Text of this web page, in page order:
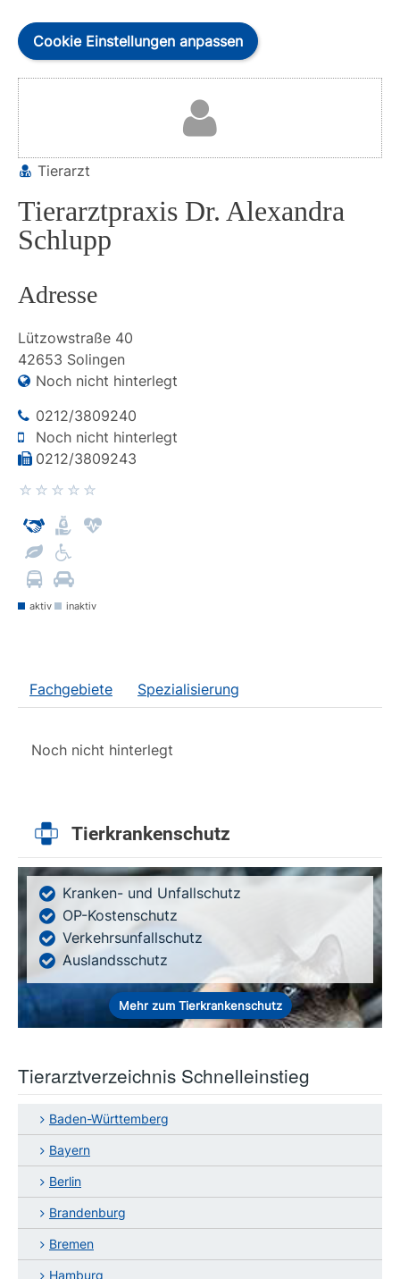
Cookie Einstellungen anpassen
Tierarzt
Tierarztpraxis Dr. Alexandra
Schlupp
Adresse
Lützowstraße 40
42653 Solingen
Noch nicht hinterlegt
0212/3809240
Noch nicht hinterlegt
0212/3809243
aktiv inaktiv
Fachgebiete Spezialisierung
Noch nicht hinterlegt
Tierkrankenschutz
Kranken- und Unfallschutz
OP-Kostenschutz
Verkehrsunfallschutz
Auslandsschutz
Mehr zum Tierkrankenschutz
Tierarztverzeichnis Schnelleinstieg
Baden-Württemberg
Bayern
Berlin
Brandenburg
Bremen
Hamburg